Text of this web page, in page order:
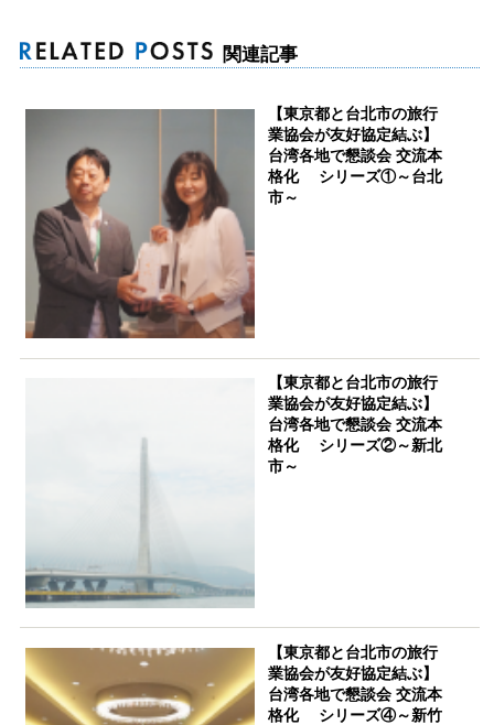
関連記事
【東京都と台北市の旅行
業協会が友好協定結ぶ】
台湾各地で懇談会 交流本
格化 シリーズ①～台北
市～
【東京都と台北市の旅行
業協会が友好協定結ぶ】
台湾各地で懇談会 交流本
格化 シリーズ②～新北
市～
【東京都と台北市の旅行
業協会が友好協定結ぶ】
台湾各地で懇談会 交流本
格化 シリーズ④～新竹